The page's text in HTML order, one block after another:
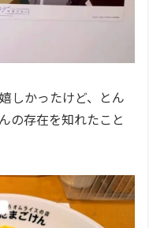
しかったけど、とん
の存在を知れたこと